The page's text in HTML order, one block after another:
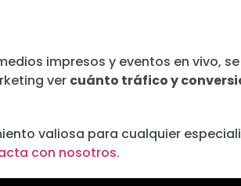
impresos y eventos en vivo,
ver cuánto tráfico y
valiosa para cualquier
con nosotros.